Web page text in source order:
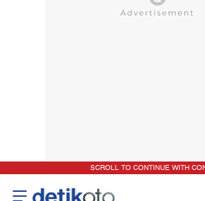
SCROLL TO CONTINUE WITH